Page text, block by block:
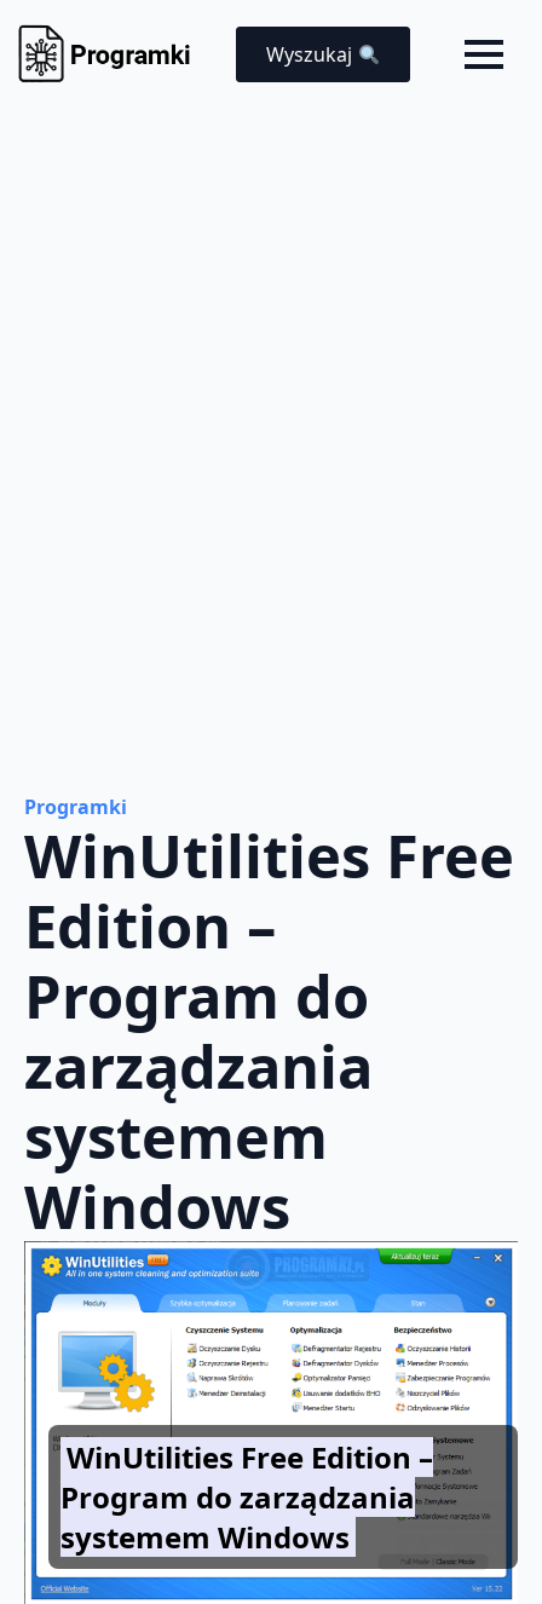
Wyszukaj
Programki
WinUtilities Free
Edition –
Program do
zarządzania
systemem
Windows
WinUtilities Free Edition –
Program do zarządzania
systemem Windows